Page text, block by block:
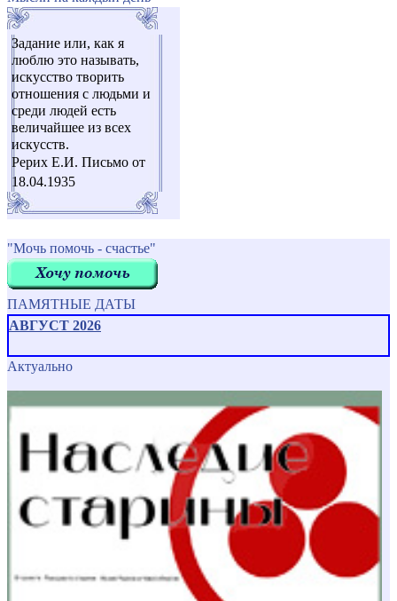
Задание или, как я
люблю это называть,
искусство творить
отношения с людьми и
среди людей есть
величайшее из всех
искусств.
Рерих Е.И. Письмо от
18.04.1935
"Мочь помочь - счастье"
ПАМЯТНЫЕ ДАТЫ
АВГУСТ 2026
Актуально